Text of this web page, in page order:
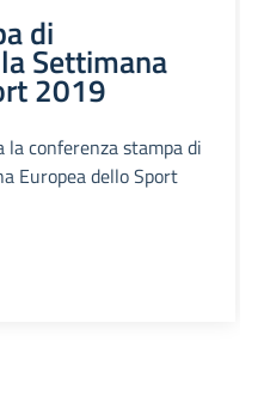
di
Settimana
2019
conferenza stampa di
Europea dello Sport